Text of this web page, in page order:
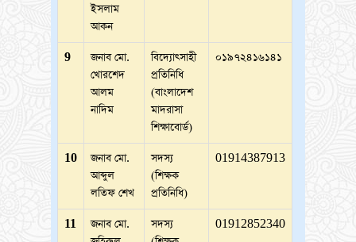
ইসলাম
আকন
9
জনাব মো.
খোরশেদ
আলম
নাদিম
বিদ্যোৎসাহী
প্রতিনিধি
(বাংলাদেশ
মাদরাসা
শিক্ষাবোর্ড)
০১৯৭২৪১৬১৪১
10
জনাব মো.
আব্দুল
লতিফ শেখ
সদস্য
(শিক্ষক
প্রতিনিধি)
01914387913
11
জনাব মো.
সদস্য
01912852340